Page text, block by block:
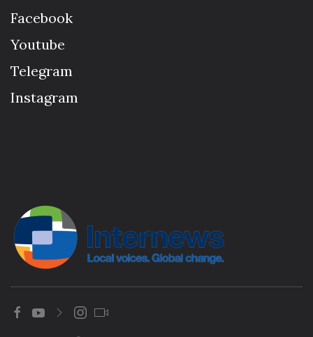
Facebook
Youtube
Telegram
Instagram